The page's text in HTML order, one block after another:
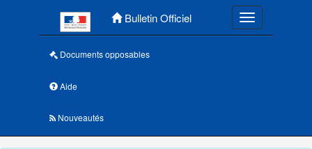
Bulletin Officiel Toggle
Documents opposables
Aide
Nouveautés